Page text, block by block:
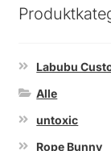
Labubu
Alle
untoxic
Rope Bunny